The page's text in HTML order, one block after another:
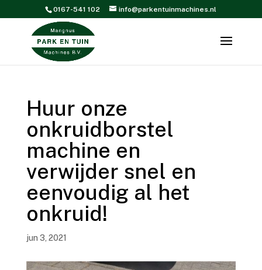
0167-541 102 info@parkentuinmachines.nl
Huur onze
onkruidborstel
machine en
verwijder snel en
eenvoudig al het
onkruid!
jun 3, 2021